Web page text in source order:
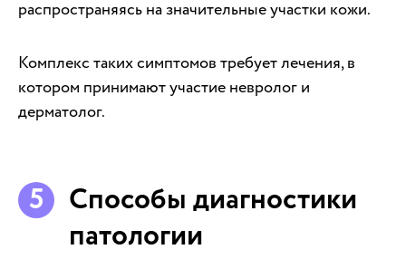
распространяясь на значительные участки кожи.
Комплекс таких симптомов требует лечения, в
котором принимают участие невролог и
дерматолог.
Способы диагностики
патологии